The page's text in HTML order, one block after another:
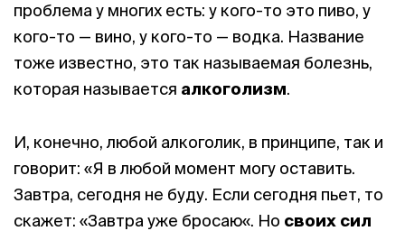
проблема у многих есть: у кого-то это пиво, у
кого-то — вино, у кого-то — водка. Название
тоже известно, это так называемая болезнь,
которая называется алкоголизм.
И, конечно, любой алкоголик, в принципе, так и
говорит: «Я в любой момент могу оставить.
Завтра, сегодня не буду. Если сегодня пьет, то
скажет: «Завтра уже бросаю«. Но своих сил